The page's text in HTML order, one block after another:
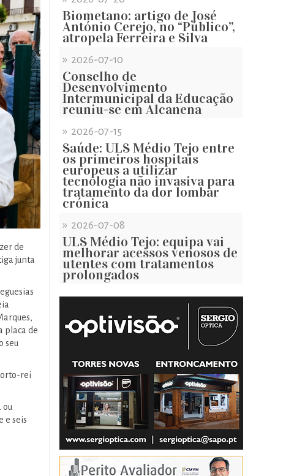
de
junta
placa de
seu
rei
ou
e seis
Biometano: artigo de José
António Cerejo, no “Público”,
atropela Ferreira e Silva
» 2026-07-10
Conselho de
Desenvolvimento
Intermunicipal da Educação
reuniu-se em Alcanena
» 2026-07-15
Saúde: ULS Médio Tejo entre
os primeiros hospitais
europeus a utilizar
tecnologia não invasiva para
tratamento da dor lombar
crónica
» 2026-07-08
ULS Médio Tejo: equipa vai
melhorar acessos venosos de
utentes com tratamentos
prolongados